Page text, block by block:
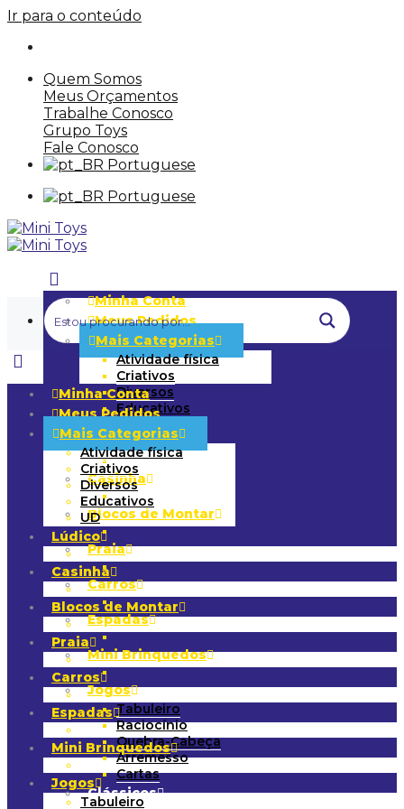
Ir para o conteúdo
Quem Somos
Meus Orçamentos
Trabalhe Conosco
Grupo Toys
Fale Conosco
Portuguese
Portuguese
Minha Conta
Meus Pedidos
Mais Categorias
Atividade física
Criativos
Diversos
Educativos
Lúdico
Casinha
Blocos de Montar
Praia
Carros
Espadas
Mini Brinquedos
Jogos
Tabuleiro
Raciocínio
Quebra-Cabeça
Arremesso
Cartas
Clássicos
Minha Conta
Meus Pedidos
Mais Categorias
Atividade física
Criativos
Diversos
Educativos
UD
Lúdico
Casinha
Blocos de Montar
Praia
Carros
Espadas
Mini Brinquedos
Jogos
Tabuleiro